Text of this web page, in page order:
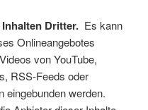
Dritter. Es kann
Onlineangebotes
von YouTube,
RSS-Feeds oder
eingebunden werden.